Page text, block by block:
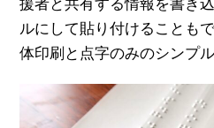
援者と共有する情報を書き
ルにして貼り付けることも
体印刷と点字のみのシンプ